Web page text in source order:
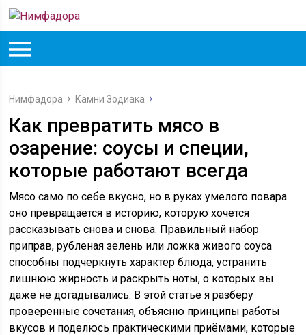
Нимфадора Камни Зодиака
Как превратить мясо в
озарение: соусы и специи,
которые работают всегда
Мясо само по себе вкусно, но в руках умелого повара
оно превращается в историю, которую хочется
рассказывать снова и снова. Правильный набор
приправ, рубленая зелень или ложка живого соуса
способны подчеркнуть характер блюда, устранить
лишнюю жирность и раскрыть ноты, о которых вы
даже не догадывались. В этой статье я разберу
проверенные сочетания, объясню принципы работы
вкусов и поделюсь практическими приёмами, которые